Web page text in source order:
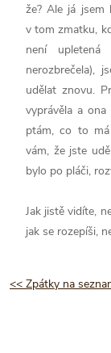
že? Ale já jsem
v tom zmatku,
není
nerozbrečela),
udělat znovu.
vyprávěla a
ptám, co to
vám, že jste
bylo po pláči,
Jak jistě vidíte,
jak se rozepíši,
<< Zpátky na